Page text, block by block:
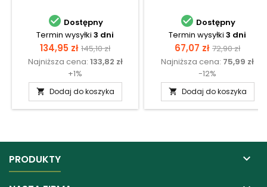
 Dostępny
Termin wysyłki 3 dni
Cena
134,95 zł Cena
podstawowa
145,10 zł
Najniższa cena: 133,82 zł
+1%
 Dodaj do koszyka
 Dostępny
Termin wysyłki 3 dni
Cena
67,07 zł Cena
72,90 zł
Najniższa cena: 75,99 zł
-12%
 Dodaj do koszyka
PRODUKTY 